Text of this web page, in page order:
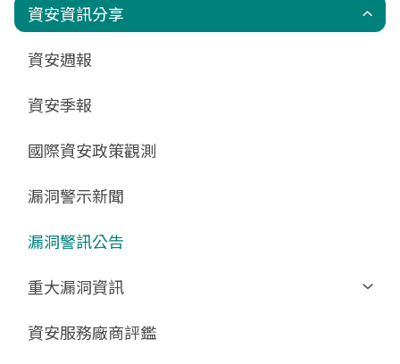
政府組態基準(GCB)
更新消息
GCB說明文件
GCB部署資源
GCB終止支援
資通安全弱點通報機制(VANS)
申請作業表單
數位影片教材
FAQ
端點偵測及應變機制(EDR)
相關文件與表單
零信任架構(ZTA)
相關文件與表單
驗證進度
國家資安聯防監控中心(N-SOC)
國家資安通報應變中心(N-CERT)
資安資訊分享
資安週報
資安季報
國際資安政策觀測
漏洞警示新聞
漏洞警訊公告
重大漏洞資訊
Zerologon
資安服務廠商評鑑